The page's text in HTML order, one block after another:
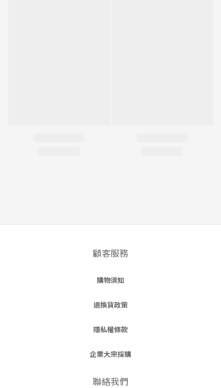
顧客服務
購物須知
退換貨政策
隱私權條款
企業大宗採購
聯絡我們